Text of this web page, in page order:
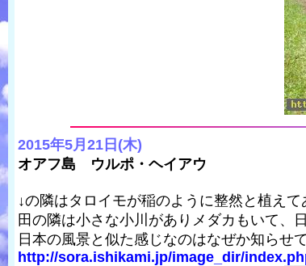
2015年5月21日(木)
オアフ島 ウルポ・ヘイアウ
↓の隣はタロイモが稲のように整然と植えて
田の隣は小さな小川がありメダカもいて、
日本の風景と似た感じなのはなぜか知らせ
http://sora.ishikami.jp/image_dir/